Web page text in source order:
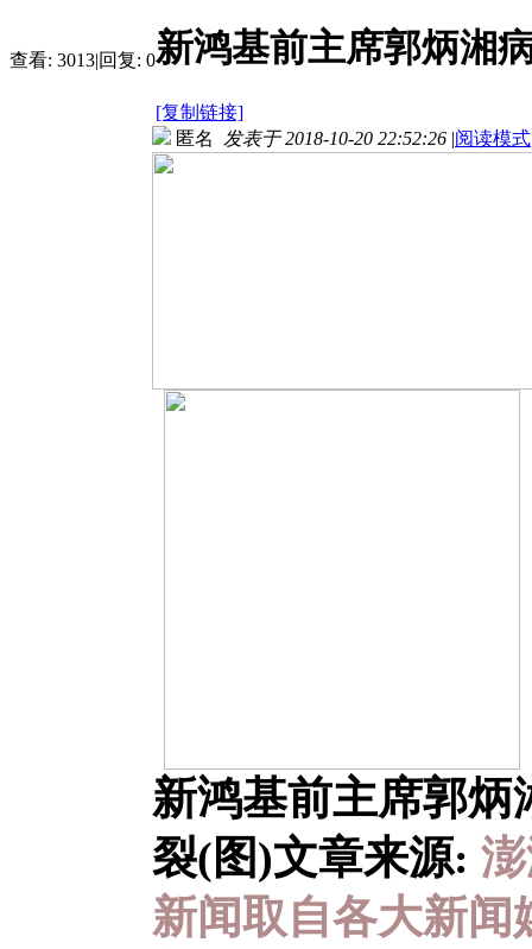
查看: 3013|回复: 0新鸿基前主席郭炳湘
[复制链接]
匿名 发表于 2018-10-20 22:52:26 |阅读模式
新鸿基前主席郭
裂(图)文章来源:
新闻取自各大新